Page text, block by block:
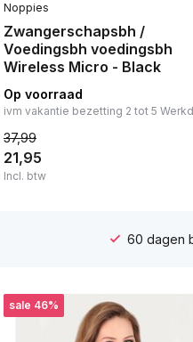
Noppies
Zwangerschapsbh /
Voedingsbh voedingsbh
Wireless Micro - Black
Op voorraad
ivm vakantie bezetting 2 tot 5
37,99
21,95
Incl. btw
60 dagen
sale 46%